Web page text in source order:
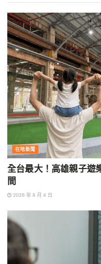
在地新聞
全台最大！高雄親子遊
間
2026 年 8 月 4 日